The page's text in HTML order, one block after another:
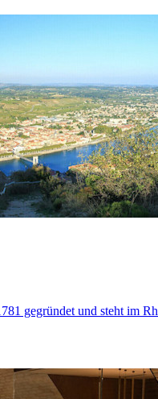
gegründet und steht im